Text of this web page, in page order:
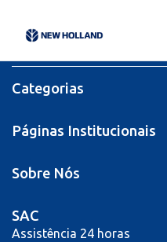
Categorias
Páginas Institucionais
Sobre Nós
SAC
Assistência 24 horas